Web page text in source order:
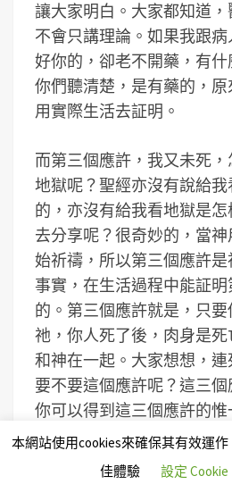
讓大家明白。大家都知道，
不會只講理論。如果我跟
好你的，卻老不開藥，有什
你們聽清楚，是有藥的，
用實際生活去証明。
而第三個應許，我又未死
地獄呢？聖經亦沒有說給
的，亦沒有給我看地獄是
去分享呢？很奇妙的，當
始祈禱，所以第三個應許
事實，在生活過程中能証
的。第三個應許就是，只
祂，你人死了後，肉身是
和神在一起。大家想想，
要不要這個應許呢？這三
你可以得到這三個應許的
祂。我覺得我有這個責任
許，我有責任告訴你這個應
本網站使用cookies來確保其有效運
佳體驗
設定 Cookie